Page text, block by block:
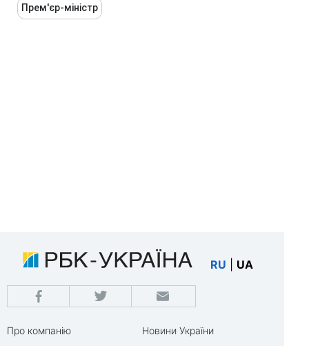
Прем'єр-міністр
RU UA
Про компанію
Новини України